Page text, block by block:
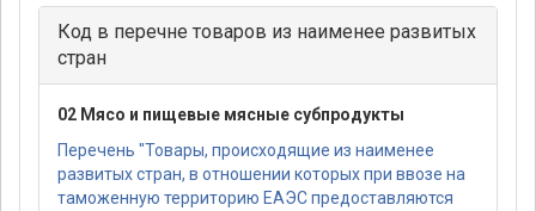
Код в перечне товаров из наименее развитых
стран
02 Мясо и пищевые мясные субпродукты
Перечень "Товары, происходящие из наименее
развитых стран, в отношении которых при ввозе на
таможенную территорию ЕАЭС предоставляются